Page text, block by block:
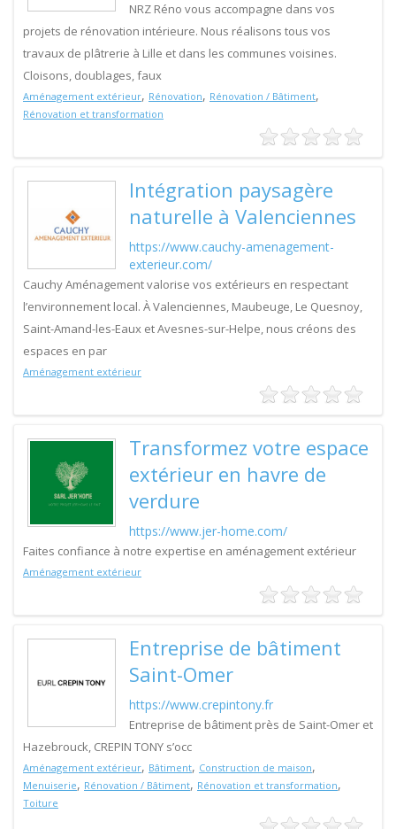
NRZ Réno vous accompagne dans vos
projets de rénovation intérieure. Nous réalisons tous vos
travaux de plâtrerie à Lille et dans les communes voisines.
Cloisons, doublages, faux
Aménagement extérieur, Rénovation, Rénovation / Bâtiment,
Rénovation et transformation
Intégration paysagère
naturelle à Valenciennes
https://www.cauchy-amenagement-
exterieur.com/
Cauchy Aménagement valorise vos extérieurs en respectant
l’environnement local. À Valenciennes, Maubeuge, Le Quesnoy,
Saint-Amand-les-Eaux et Avesnes-sur-Helpe, nous créons des
espaces en par
Aménagement extérieur
Transformez votre espace
extérieur en havre de
verdure
https://www.jer-home.com/
Faites confiance à notre expertise en aménagement extérieur
Aménagement extérieur
Entreprise de bâtiment
Saint-Omer
https://www.crepintony.fr
Entreprise de bâtiment près de Saint-Omer et
Hazebrouck, CREPIN TONY s’occ
Aménagement extérieur, Bâtiment, Construction de maison,
Menuiserie, Rénovation / Bâtiment, Rénovation et transformation,
Toiture